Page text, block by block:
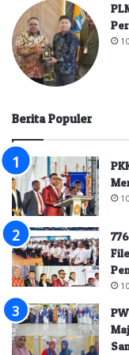
Berita Populer